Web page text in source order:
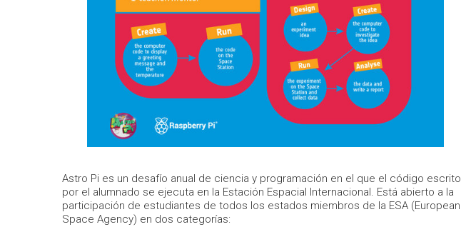
Astro Pi es un desafío anual de ciencia y programación en el que el código escrito
por el alumnado se ejecuta en la Estación Espacial Internacional. Está abierto a la
participación de estudiantes de todos los estados miembros de la ESA (European
Space Agency) en dos categorías: